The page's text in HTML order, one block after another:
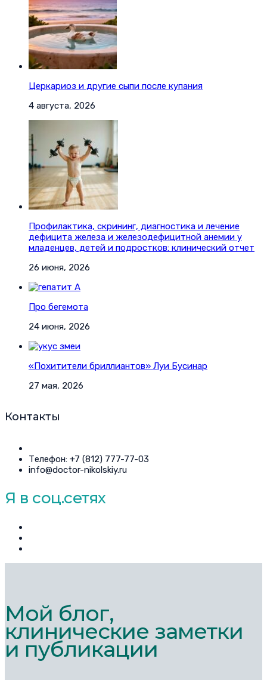
Церкариоз и другие сыпи после купания
4 августа, 2026
Профилактика, скрининг, диагностика и лечение
дефицита железа и железодефицитной анемии у
младенцев, детей и подростков: клинический отчет
26 июня, 2026
Про бегемота
24 июня, 2026
«Похитители бриллиантов» Луи Бусинар
27 мая, 2026
Контакты
Телефон: +7 (812) 777-77-03
info@doctor-nikolskiy.ru
Я в соц.сетях
Мой блог,
клинические заметки
и публикации